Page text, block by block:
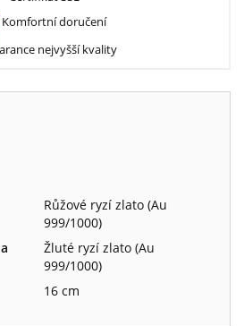
Komfortní doručení
nejvyšší kvality
Růžové ryzí zlato (Au
999/1000)
Žluté ryzí zlato (Au
999/1000)
16 cm